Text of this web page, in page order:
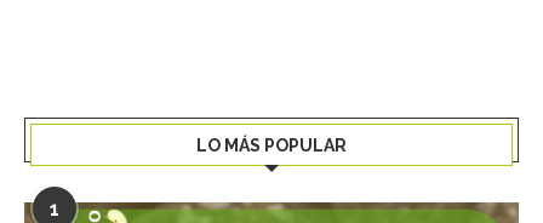
LO MÁS POPULAR
1